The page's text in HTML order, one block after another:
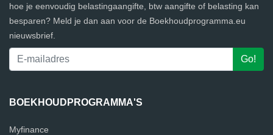
hoe je eenvoudig belastingaangifte, btw aangifte of belasting kan
besparen? Meld je dan aan voor de Boekhoudprogramma.eu
nieuwsbrief.
BOEKHOUDPROGRAMMA'S
Myfinance